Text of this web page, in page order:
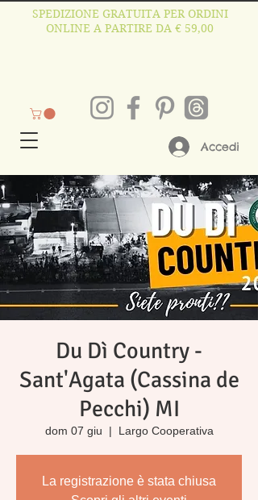
SPEDIZIONE GRATUITA PER ORDINI
ONLINE A PARTIRE DA € 59,00
Accedi
Du Dì Country -
Sant'Agata (Cassina de
Pecchi) MI
dom 07 giu
  |
Largo Cooperativa
La registrazione è stata chiusa